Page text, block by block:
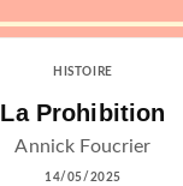
HISTOIRE
La Prohibition
Annick Foucrier
14/05/2025